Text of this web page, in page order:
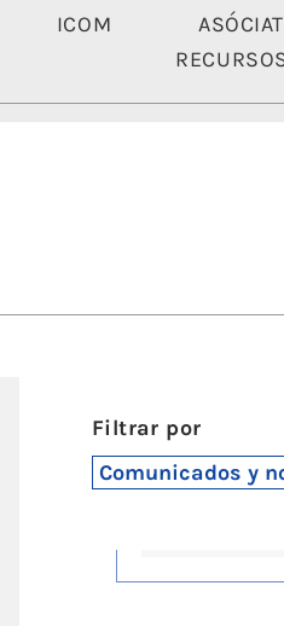
ICOM
Filtrar por
Comunicados y